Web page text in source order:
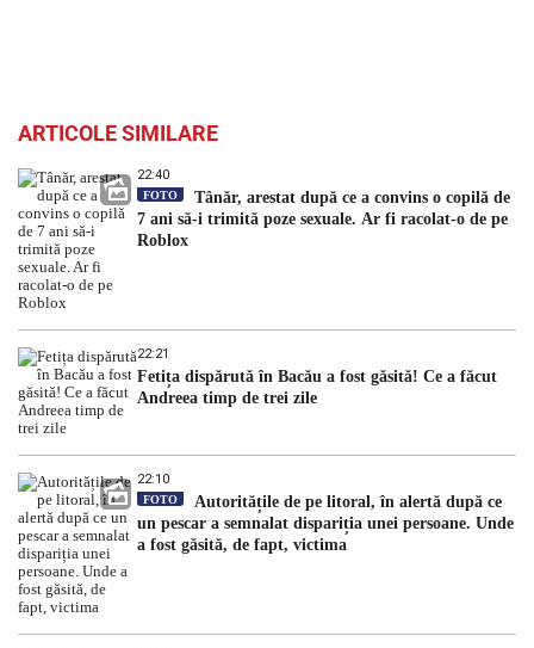
ARTICOLE SIMILARE
22:40
FOTO
Tânăr, arestat după ce a convins o copilă de
7 ani să-i trimită poze sexuale. Ar fi racolat-o de pe
Roblox
22:21
Fetița dispărută în Bacău a fost găsită! Ce a făcut
Andreea timp de trei zile
22:10
FOTO
Autoritățile de pe litoral, în alertă după ce
un pescar a semnalat dispariția unei persoane. Unde
a fost găsită, de fapt, victima